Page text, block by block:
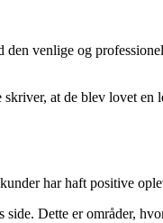
venlige og
at de blev lovet en
har haft positive
Dette er områder,